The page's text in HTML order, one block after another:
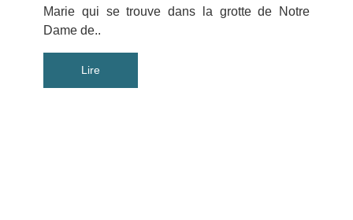
Marie qui se trouve dans la grotte de Notre
Dame de..